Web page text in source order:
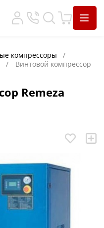
компрессоры
Винтовой компрессор
Remeza